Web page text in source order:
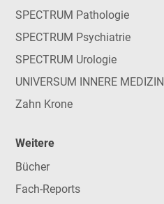
SPECTRUM Pathologie
SPECTRUM Psychiatrie
SPECTRUM Urologie
UNIVERSUM INNERE MEDIZIN
Zahn Krone
Weitere
Bücher
Fach-Reports